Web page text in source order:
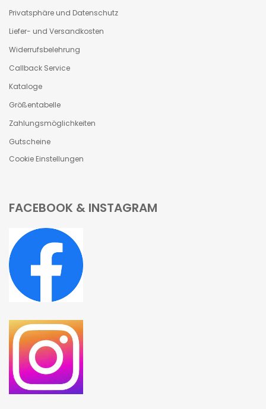
Privatsphäre und Datenschutz
Liefer- und Versandkosten
Widerrufsbelehrung
Callback Service
Kataloge
Größentabelle
Zahlungsmöglichkeiten
Gutscheine
Cookie Einstellungen
FACEBOOK & INSTAGRAM